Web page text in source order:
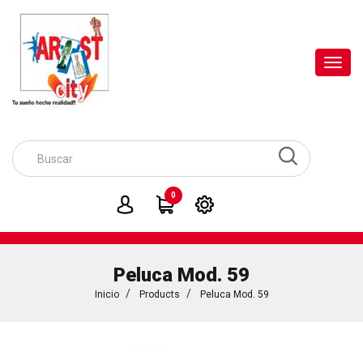
0
Peluca Mod. 59
Inicio Products Peluca Mod. 59